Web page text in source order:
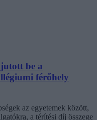
be a
férőhely
az egyetemek között,
a térítési díj összege